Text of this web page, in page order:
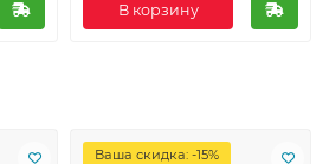
В корзину
Ваша скидка: -15%